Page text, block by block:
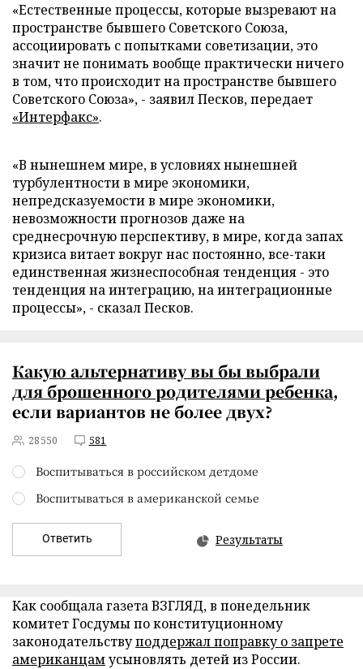
«Естественные процессы, которые вызревают на
пространстве бывшего Советского Союза,
ассоциировать с попытками советизации, это
значит не понимать вообще практически ничего
в том, что происходит на пространстве бывшего
Советского Союза», - заявил Песков, передает
«Интерфакс».
«В нынешнем мире, в условиях нынешней
турбулентности в мире экономики,
непредсказуемости в мире экономики,
невозможности прогнозов даже на
среднесрочную перспективу, в мире, когда запах
кризиса витает вокруг нас постоянно, все-таки
единственная жизнеспособная тенденция - это
тенденция на интеграцию, на интеграционные
процессы», - сказал Песков.
Какую альтернативу вы бы выбрали
для брошенного родителями ребенка,
если вариантов не более двух?
28550 581
Воспитываться в российском детдоме
Воспитываться в американской семье
Ответить Результаты
Как сообщала газета ВЗГЛЯД, в понедельник
комитет Госдумы по конституционному
законодательствуподдержал поправку о запрете
американцамусыновлять детей из России.